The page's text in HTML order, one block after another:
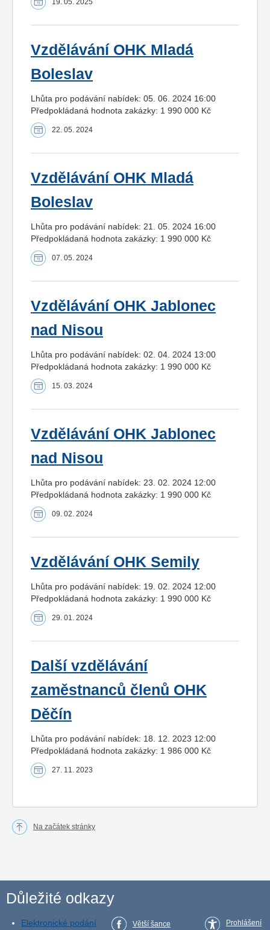
Vzdělávání OHK Mladá
Boleslav
Lhůta pro podávání nabídek: 05. 06. 2024 16:00
Předpokládaná hodnota zakázky: 1 990 000 Kč
22. 05. 2024
Vzdělávání OHK Mladá
Boleslav
Lhůta pro podávání nabídek: 21. 05. 2024 16:00
Předpokládaná hodnota zakázky: 1 990 000 Kč
07. 05. 2024
Vzdělávání OHK Jablonec
nad Nisou
Lhůta pro podávání nabídek: 02. 04. 2024 13:00
Předpokládaná hodnota zakázky: 1 990 000 Kč
15. 03. 2024
Vzdělávání OHK Jablonec
nad Nisou
Lhůta pro podávání nabídek: 23. 02. 2024 12:00
Předpokládaná hodnota zakázky: 1 990 000 Kč
09. 02. 2024
Vzdělávání OHK Semily
Lhůta pro podávání nabídek: 19. 02. 2024 12:00
Předpokládaná hodnota zakázky: 1 990 000 Kč
29. 01. 2024
Další vzdělávání
zaměstnanců členů OHK
Děčín
Lhůta pro podávání nabídek: 18. 12. 2023 12:00
Předpokládaná hodnota zakázky: 1 986 000 Kč
27. 11. 2023
Na začátek stránky
Důležité odkazy
Elektronické podání
Větší šance Prohlášení